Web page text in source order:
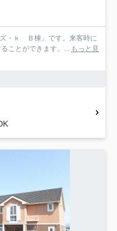
・ｋ Ｂ棟」です。来客時に
ことができます。... もっと見